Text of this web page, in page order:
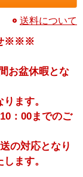
送料について
せ※※※
お盆休暇とな
ます。
：00までのご
の対応となり
ます。